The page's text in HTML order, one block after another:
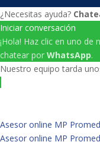
¿Necesitas ayuda?
Iniciar conversación
¡Hola! Haz clic en uno
chatear por WhatsApp.
Nuestro equipo tarda
Asesor online MP
Asesor online MP